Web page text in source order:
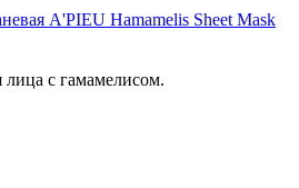
A'PIEU Hamamelis Sheet Mask
лица с гамамелисом.